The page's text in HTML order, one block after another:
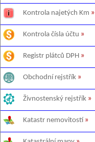
Kontrola najetých Km »
Kontrola čísla účtu »
Registr plátců DPH »
Obchodní rejstřík »
Živnostenský rejstřík »
Katastr nemovitostí »